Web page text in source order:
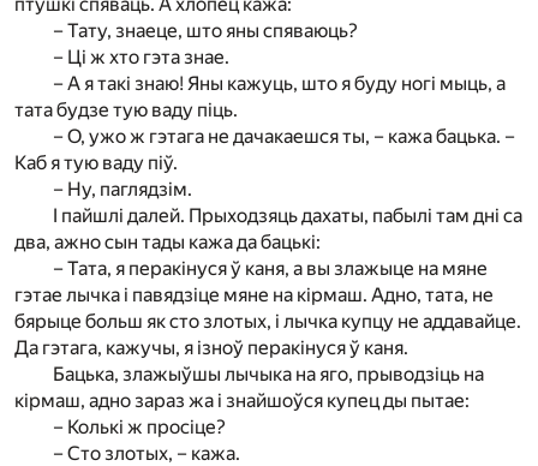
– Тату, знаеце, што яны спяваюць?
– Ці ж хто гэта знае.
– А я такі знаю! Яны кажуць, што я буду ногі мыць, а
тата будзе тую ваду піць.
– О, ужо ж гэтага не дачакаешся ты, – кажа бацька. –
Каб я тую ваду піў.
– Ну, паглядзім.
І пайшлі далей. Прыходзяць дахаты, пабылі там дні са
два, ажно сын тады кажа да бацькі:
– Тата, я перакінуся ў каня, а вы злажыце на мяне
гэтае лычка і павядзіце мяне на кірмаш. Адно, тата, не
бярыце больш як сто злотых, і лычка купцу не аддавайце.
Да гэтага, кажучы, я ізноў перакінуся ў каня.
Бацька, злажыўшы лычыка на яго, прыводзіць на
кірмаш, адно зараз жа і знайшоўся купец ды пытае:
– Колькі ж просіце?
– Сто злотых, – кажа.